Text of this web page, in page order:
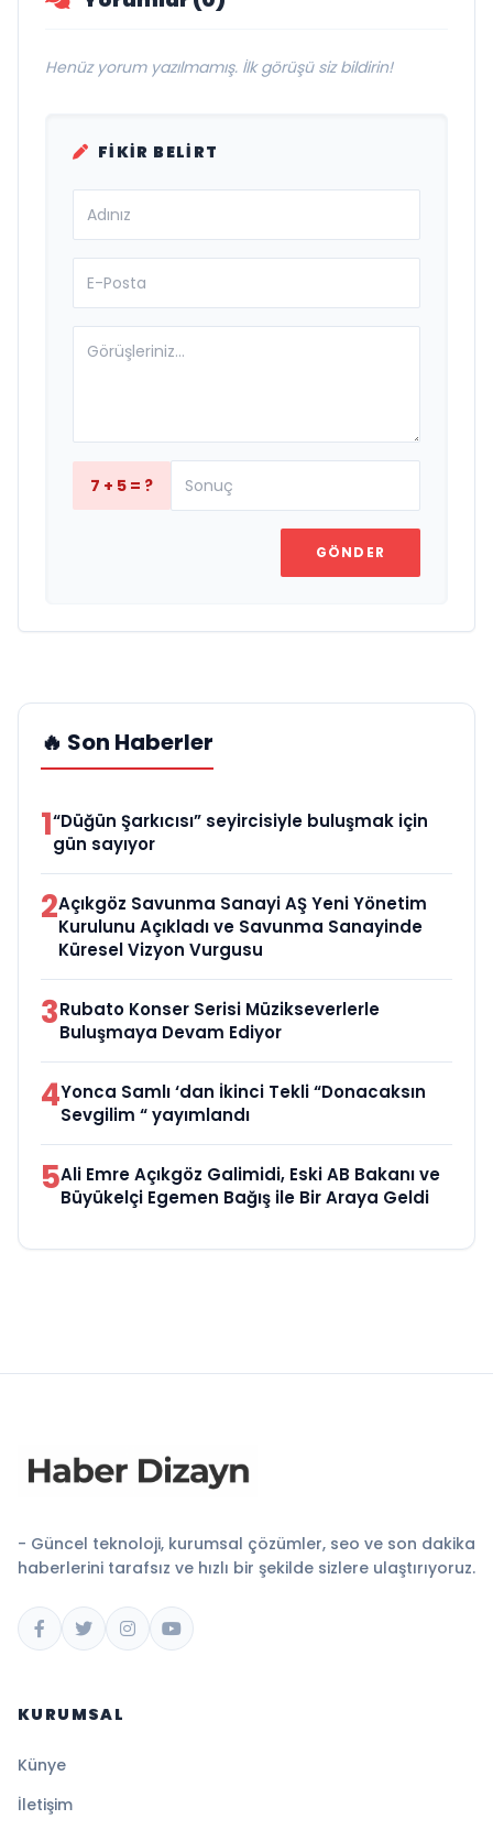
Henüz yorum yazılmamış. İlk görüşü siz bildirin!
FIKIR BELIRT
7 + 5 = ?
GÖNDER
🔥 Son Haberler
1“Düğün Şarkıcısı” seyircisiyle buluşmak için
gün sayıyor
2Açıkgöz Savunma Sanayi AŞ Yeni Yönetim
Kurulunu Açıkladı ve Savunma Sanayinde
Küresel Vizyon Vurgusu
3Rubato Konser Serisi Müzikseverlerle
Buluşmaya Devam Ediyor
4Yonca Samlı ‘dan İkinci Tekli “Donacaksın
Sevgilim “ yayımlandı
5Ali Emre Açıkgöz Galimidi, Eski AB Bakanı ve
Büyükelçi Egemen Bağış ile Bir Araya Geldi
- Güncel teknoloji, kurumsal çözümler, seo ve son dakika
haberlerini tarafsız ve hızlı bir şekilde sizlere ulaştırıyoruz.
KURUMSAL
Künye
İletişim